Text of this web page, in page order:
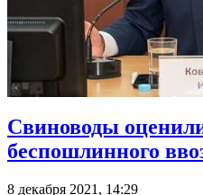
Свиноводы
беспошлинного
8 декабря 2021, 14:29